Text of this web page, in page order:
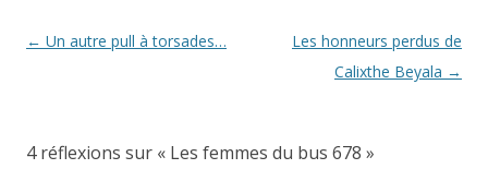
Navigation
← Un autre pull à torsades…
Les honneurs perdus de
Calixthe Beyala →
4 réflexions sur « Les femmes du bus 678 »